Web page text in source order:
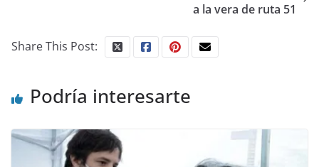
a la vera de ruta 51
Share This Post:
Podría interesarte